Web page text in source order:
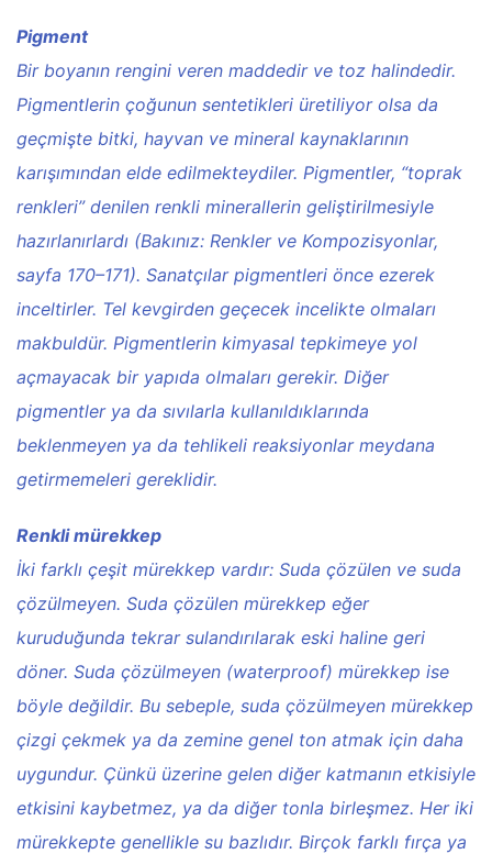
Pigment
Bir boyanın rengini veren maddedir ve toz halindedir.
Pigmentlerin çoğunun sentetikleri üretiliyor olsa da
geçmişte bitki, hayvan ve mineral kaynaklarının
karışımından elde edilmekteydiler. Pigmentler, “toprak
renkleri” denilen renkli minerallerin geliştirilmesiyle
hazırlanırlardı (Bakınız: Renkler ve Kompozisyonlar,
sayfa 170–171). Sanatçılar pigmentleri önce ezerek
inceltirler. Tel kevgirden geçecek incelikte olmaları
makbuldür. Pigmentlerin kimyasal tepkimeye yol
açmayacak bir yapıda olmaları gerekir. Diğer
pigmentler ya da sıvılarla kullanıldıklarında
beklenmeyen ya da tehlikeli reaksiyonlar meydana
getirmemeleri gereklidir.
Renkli mürekkep
İki farklı çeşit mürekkep vardır: Suda çözülen ve suda
çözülmeyen. Suda çözülen mürekkep eğer
kuruduğunda tekrar sulandırılarak eski haline geri
döner. Suda çözülmeyen (waterproof) mürekkep ise
böyle değildir. Bu sebeple, suda çözülmeyen mürekkep
çizgi çekmek ya da zemine genel ton atmak için daha
uygundur. Çünkü üzerine gelen diğer katmanın etkisiyle
etkisini kaybetmez, ya da diğer tonla birleşmez. Her iki
mürekkepte genellikle su bazlıdır. Birçok farklı fırça ya